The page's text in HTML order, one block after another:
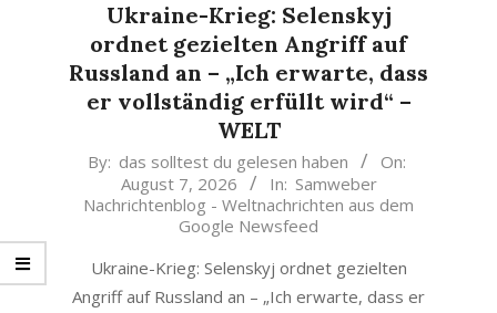
Ukraine-Krieg: Selenskyj
ordnet gezielten Angriff auf
Russland an – „Ich erwarte, dass
er vollständig erfüllt wird“ –
WELT
2026-
07
By: das solltest du gelesen haben
On:
August 7, 2026
In: Samweber
Nachrichtenblog - Weltnachrichten aus dem
Google Newsfeed
Ukraine-Krieg: Selenskyj ordnet gezielten
Angriff auf Russland an – „Ich erwarte, dass er